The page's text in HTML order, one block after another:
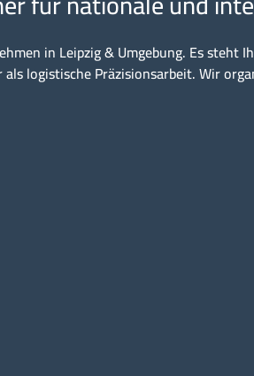
in Leipzig & Umgebung. Es
logistische Präzisionsarbeit. Wir